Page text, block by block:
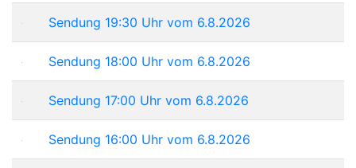
Sendung 19:30 Uhr vom 6.8.2026
Sendung 18:00 Uhr vom 6.8.2026
Sendung 17:00 Uhr vom 6.8.2026
Sendung 16:00 Uhr vom 6.8.2026